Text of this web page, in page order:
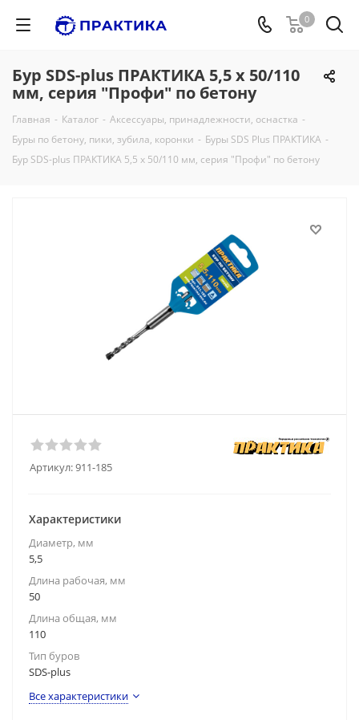
0
Бур SDS-plus ПРАКТИКА 5,5 х 50/110
мм, серия "Профи" по бетону
Главная - Каталог - Аксессуары, принадлежности, оснастка -
Буры по бетону, пики, зубила, коронки - Буры SDS Plus ПРАКТИКА -
Бур SDS-plus ПРАКТИКА 5,5 х 50/110 мм, серия "Профи" по бетону
Артикул:911-185
Характеристики
Диаметр, мм
5,5
Длина рабочая, мм
50
Длина общая, мм
110
Тип буров
SDS-plus
Все характеристики